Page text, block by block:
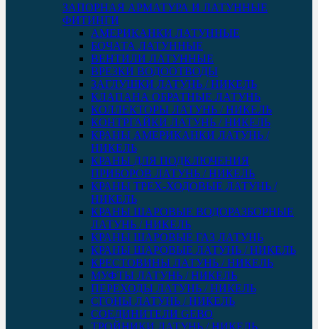
ЗАПОРНАЯ АРМАТУРА И ЛАТУННЫЕ
ФИТИНГИ
АМЕРИКАНКИ ЛАТУННЫЕ
БОЧАТА ЛАТУННЫЕ
ВЕНТИЛИ ЛАТУННЫЕ
ВРЕЗКИ ВОДООТВОДЫ
ЗАГЛУШКИ ЛАТУНЬ / НИКЕЛЬ
КЛАПАНА ОБРАТНЫЕ ЛАТУНЬ
КОЛЛЕКТОРЫ ЛАТУНЬ / НИКЕЛЬ
КОНТРГАЙКИ ЛАТУНЬ / НИКЕЛЬ
КРАНЫ АМЕРИКАНКИ ЛАТУНЬ /
НИКЕЛЬ
КРАНЫ ДЛЯ ПОДКЛЮЧЕНИЯ
ПРИБОРОВ ЛАТУНЬ / НИКЕЛЬ
КРАНЫ ТРЕХ-ХОДОВЫЕ ЛАТУНЬ /
НИКЕЛЬ
КРАНЫ ШАРОВЫЕ ВОДОРАЗБОРНЫЕ
ЛАТУНЬ / НИКЕЛЬ
КРАНЫ ШАРОВЫЕ ГАЗ ЛАТУНЬ
КРАНЫ ШАРОВЫЕ ЛАТУНЬ / НИКЕЛЬ
КРЕСТОВИНЫ ЛАТУНЬ / НИКЕЛЬ
МУФТЫ ЛАТУНЬ / НИКЕЛЬ
ПЕРЕХОДЫ ЛАТУНЬ / НИКЕЛЬ
СГОНЫ ЛАТУНЬ / НИКЕЛЬ
СОЕДИНИТЕЛИ GEBO
ТРОЙНИКИ ЛАТУНЬ / НИКЕЛЬ